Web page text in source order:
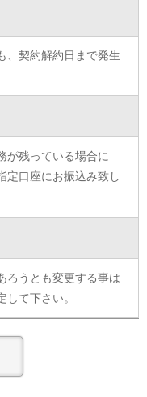
、契約解約日まで発生
が残っている場合に
定口座にお振込み致し
ろうとも変更する事は
て下さい。